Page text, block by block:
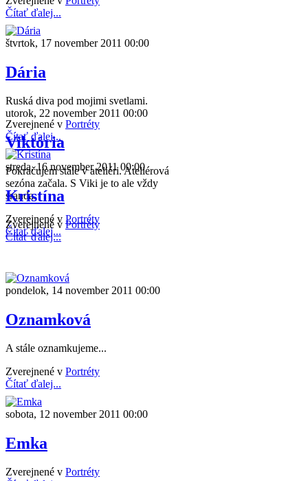
utorok, 22 november 2011 00:00
Viktória
Pokračujem stále v ateliéri. Ateliérová
sezóna začala. S Viki je to ale vždy
sranda.
Zverejnené v Portréty
Čítať ďalej...
Čítať ďalej...
štvrtok, 17 november 2011 00:00
Dária
Ruská diva pod mojimi svetlami.
Zverejnené v Portréty
Čítať ďalej...
streda, 16 november 2011 00:00
Kristína
Zverejnené v Portréty
Čítať ďalej...
pondelok, 14 november 2011 00:00
Oznamková
A stále oznamkujeme...
Zverejnené v Portréty
Čítať ďalej...
sobota, 12 november 2011 00:00
Emka
Zverejnené v Portréty